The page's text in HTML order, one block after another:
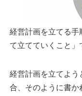
経営計画を立てる手
て立てていくこと」
経営計画を立てよう
合、そのように書か